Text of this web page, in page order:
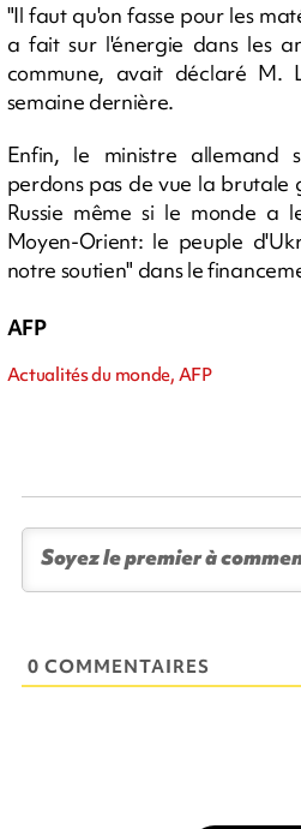
"Il faut qu'on fasse pour les
a fait sur l'énergie dans les
commune, avait déclaré M.
semaine dernière.
Enfin, le ministre allemand
perdons pas de vue la brutale
Russie même si le monde a
Moyen-Orient: le peuple
notre soutien" dans le
AFP
Actualités du monde, AFP
0 COMMENTAIRES